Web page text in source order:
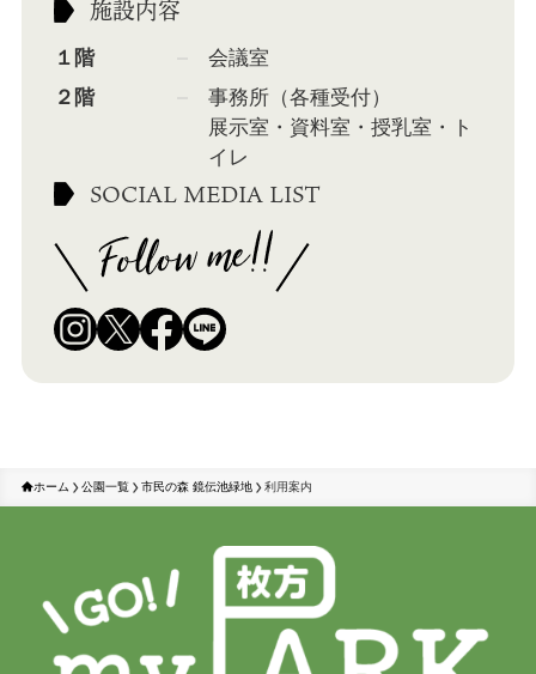
施設内容
１階
会議室
２階
事務所（各種受付）
展示室・資料室・授乳室・ト
イレ
SOCIAL MEDIA LIST
ホーム 公園一覧 市民の森 鏡伝池緑地 利用案内